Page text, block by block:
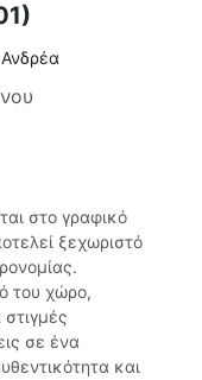
στο γραφικό
ξεχωριστό
του χώρο,
σε ένα
και